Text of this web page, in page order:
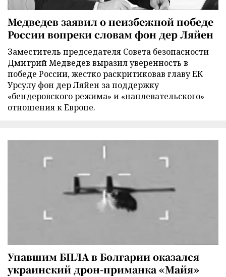
Медведев заявил о неизбежной победе
России вопреки словам фон дер Ляйен
Заместитель председателя Совета безопасности
Дмитрий Медведев выразил уверенность в
победе России, жестко раскритиковав главу ЕК
Урсулу фон дер Ляйен за поддержку
«бендеровского режима» и «наплевательского»
отношения к Европе.
Упавшим БПЛА в Болгарии оказался
украинский дрон-приманка «Майя»